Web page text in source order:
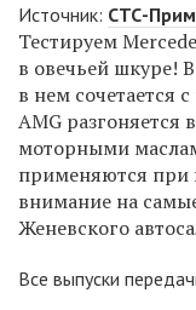
Источник: СТС-
Тестируем
в овечьей шкуре!
в нем сочетается
AMG разгоняется
моторными
применяются при
внимание на
Женевского
Все выпуски